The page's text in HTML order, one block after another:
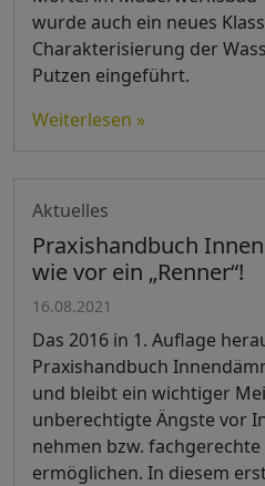
wurde auch ein neues
Charakterisierung der
Putzen eingeführt.
Weiterlesen »
Aktuelles
Praxishandbuch
wie vor ein „Renner“!
16.08.2021
Das 2016 in 1. Auflage
Praxishandbuch
und bleibt ein wichtiger
unberechtigte Ängste vor
nehmen bzw.
ermöglichen. In diesem